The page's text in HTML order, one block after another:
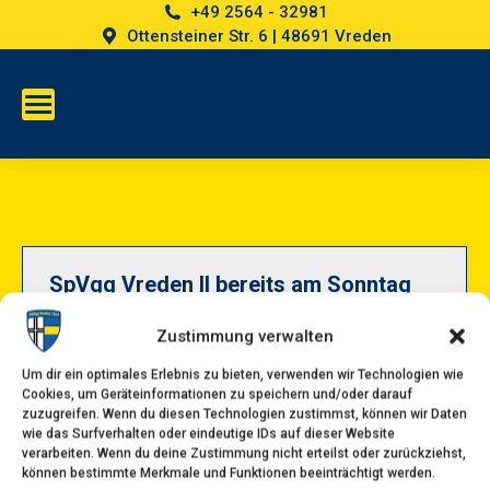
Zustimmung verwalten
Um dir ein optimales Erlebnis zu bieten, verwenden wir Technologien wie
Cookies, um Geräteinformationen zu speichern und/oder darauf
zuzugreifen. Wenn du diesen Technologien zustimmst, können wir Daten
wie das Surfverhalten oder eindeutige IDs auf dieser Website
verarbeiten. Wenn du deine Zustimmung nicht erteilst oder zurückziehst,
können bestimmte Merkmale und Funktionen beeinträchtigt werden.
+49 2564 - 32981
Ottensteiner Str. 6 | 48691 Vreden
SpVgg Vreden II bereits am Sonntag
um 12:00 Uhr
und FC Oeding findet am Sonntag bereits um
12:00 Uhr statt. Wegen der schlechten Witterung
kann es sein, das das Spiel auf dem Kunstrasen
stattfinden muß. Die Entscheidung wird am